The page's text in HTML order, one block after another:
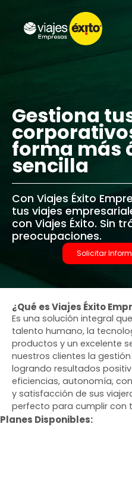
Gestiona
forma más
sencilla
Con Viajes Éxito
tus viajes
con Viajes Éxito. Sin
preocupaciones.
Solicitar
¿Qué es Viajes Éxito
Es una solución integral
talento humano, la
productos y un excelente
nuestros clientes la
logrando resultados
eficiencias, autonomía,
y satisfacción de sus
perfecto para cumplir con
Planes Disponibles: